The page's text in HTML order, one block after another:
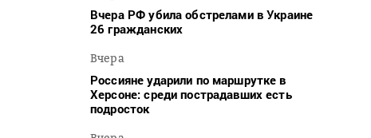
Вчера РФ убила обстрелами в Украине
26 гражданских
Вчера
Россияне ударили по маршрутке в
Херсоне: среди пострадавших есть
подросток